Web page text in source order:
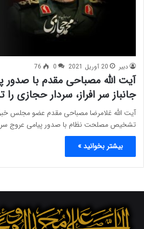
دبیر 20 آوریل 2021 0
76
آیت الله مصباحی مقدم با صدور
جانباز سر افراز، سردار حجازی
آیت الله غلامرضا مصباحی مقدم عضو مجلس
تشخیص مصلحت نظام با صدور پیامی عروج
بیشتر بخوانید »